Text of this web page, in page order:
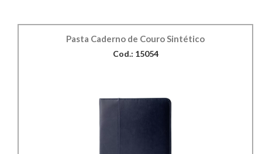
Pasta Caderno de Couro Sintético
Cod.: 15054